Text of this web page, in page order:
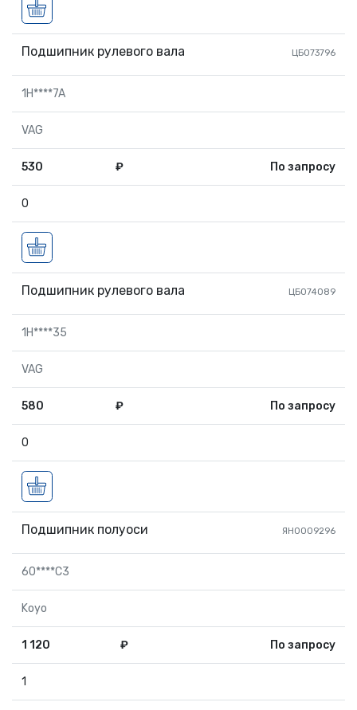
Подшипник рулевого вала ЦБ073796
1H****7A
VAG
530 ₽ По запросу
0
Подшипник рулевого вала ЦБ074089
1H****35
VAG
580 ₽ По запросу
0
Подшипник полуоси ЯН0009296
60****C3
Koyo
1 120 ₽ По запросу
1